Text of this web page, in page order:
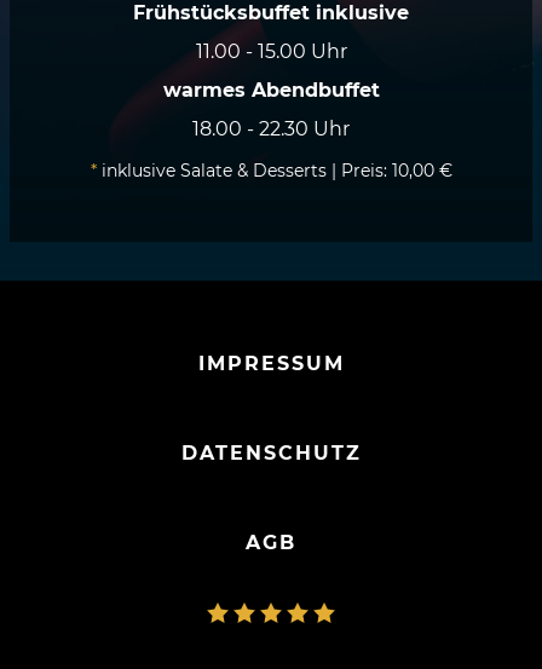
Frühstücksbuffet inklusive
11.00 - 15.00 Uhr
warmes Abendbuffet
18.00 - 22.30 Uhr
*inklusive Salate & Desserts | Preis: 10,00 €
IMPRESSUM
DATENSCHUTZ
AGB